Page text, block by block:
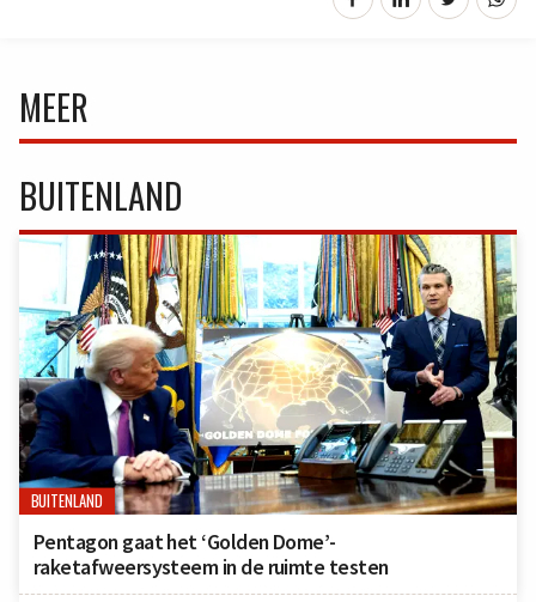
MEER
BUITENLAND
BUITENLAND
Pentagon gaat het ‘Golden Dome’-
raketafweersysteem in de ruimte testen